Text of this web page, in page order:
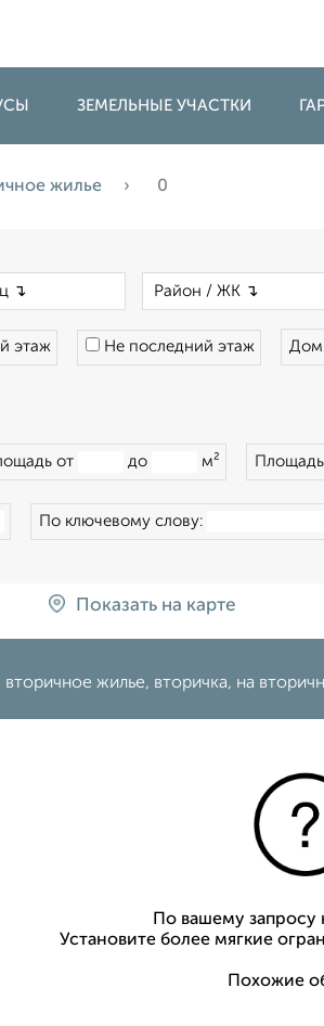
ЗЕМЕЛЬНЫЕ УЧАСТКИ
жилье 0
этаж Не последний этаж Дом
от до м²
По ключевому слову:
Показать на карте
вторичное жилье, вторичка, на
По вашему
Установите более мягкие
Похожие